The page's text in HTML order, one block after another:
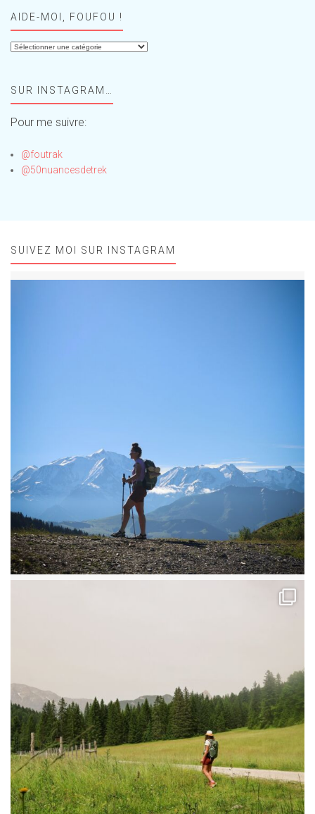
AIDE-MOI, FOUFOU !
Aide-
!SUR INSTAGRAM…
Pour me suivre:
@foutrak
@50nuancesdetrek
SUIVEZ MOI SUR INSTAGRAM